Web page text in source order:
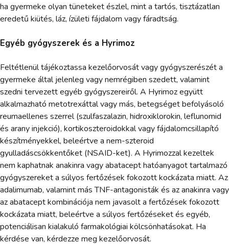
ha gyermeke olyan tüneteket észlel, mint a tartós, tisztázatlan
eredetű kiütés, láz, ízületi fájdalom vagy fáradtság.
Egyéb gyógyszerek és a Hyrimoz
Feltétlenül tájékoztassa kezelőorvosát vagy gyógyszerészét a
gyermeke által jelenleg vagy nemrégiben szedett, valamint
szedni tervezett egyéb gyógyszereiről. A Hyrimoz együtt
alkalmazható metotrexáttal vagy más, betegséget befolyásoló
reumaellenes szerrel (szulfaszalazin, hidroxiklorokin, leflunomid
és arany injekció), kortikoszteroidokkal vagy fájdalomcsillapító
készítményekkel, beleértve a nem-szteroid
gyulladáscsökkentőket (NSAID-ket). A Hyrimozzal kezeltek
nem kaphatnak anakinra vagy abatacept hatóanyagot tartalmazó
gyógyszereket a súlyos fertőzések fokozott kockázata miatt. Az
adalimumab, valamint más TNF-antagonisták és az anakinra vagy
az abatacept kombinációja nem javasolt a fertőzések fokozott
kockázata miatt, beleértve a súlyos fertőzéseket és egyéb,
potenciálisan kialakuló farmakológiai kölcsönhatásokat. Ha
kérdése van, kérdezze meg kezelőorvosát.